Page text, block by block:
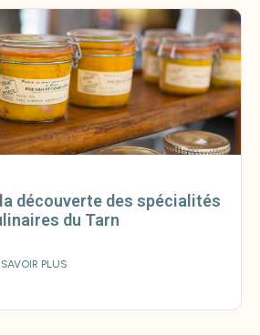
découverte des spécialités
du Tarn
PLUS